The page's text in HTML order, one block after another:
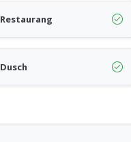
Restaurang
Dusch